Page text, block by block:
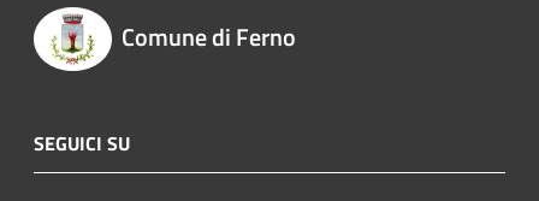
Comune di Ferno
SEGUICI SU